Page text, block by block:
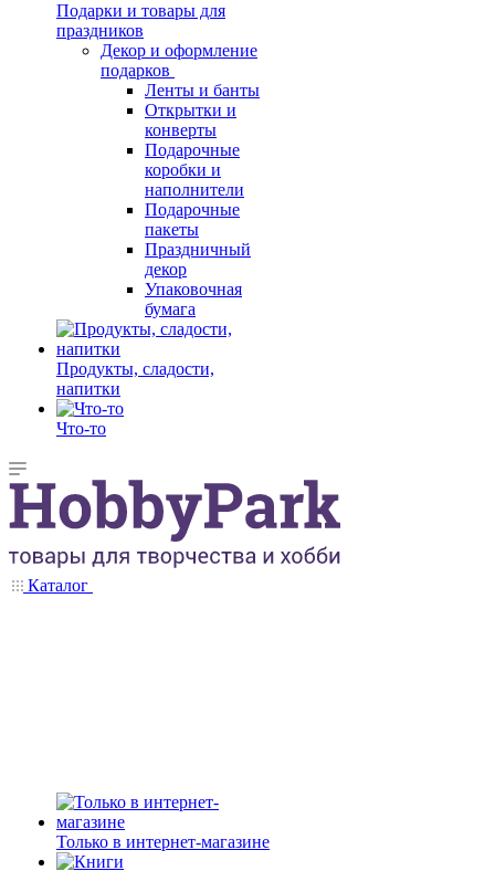
Подарки и товары для
праздников
Декор и оформление
подарков
Ленты и банты
Открытки и
конверты
Подарочные
коробки и
наполнители
Подарочные
пакеты
Праздничный
декор
Упаковочная
бумага
Продукты, сладости,
напитки
Что-то
Каталог
Только в интернет-магазине